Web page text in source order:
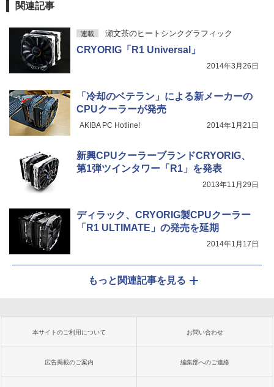
関連記事
連載 瀬文茶のヒートシンクグラフィック
CRYORIG「R1 Universal」
2014年3月26日
「冷却のベテラン」による新メーカーの
CPUクーラーが発売
AKIBA PC Hotline! 2014年1月21日
新興CPUクーラーブランドCRYORIG、
第1弾ツインタワー「R1」を発表
2013年11月29日
ディラック、CRYORIG製CPUクーラー
「R1 ULTIMATE」の発売を延期
2014年1月17日
もっと関連記事を見る
本サイトのご利用について お問い合わせ
広告掲載のご案内 編集部へのご連絡